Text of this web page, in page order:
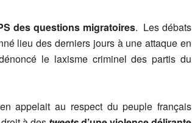
des questions migratoires. Les débats
lieu des derniers jours à une attaque en
le laxisme criminel des partis du
appelait au respect du peuple français